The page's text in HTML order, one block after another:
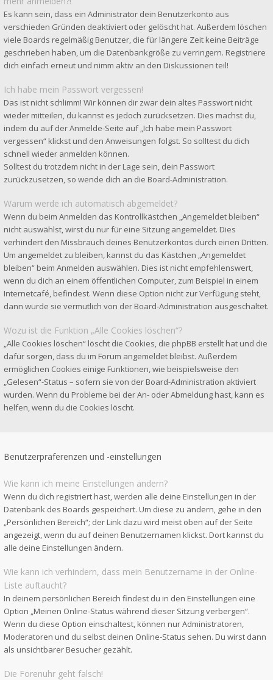
Es kann sein, dass ein Administrator dein Benutzerkonto aus
verschieden Gründen deaktiviert oder gelöscht hat. Außerdem löschen
viele Boards regelmäßig Benutzer, die für längere Zeit keine Beiträge
geschrieben haben, um die Datenbankgröße zu verringern. Registriere
dich einfach erneut und nimm aktiv an den Diskussionen teil!
Ich habe mein Passwort vergessen!
Das ist nicht schlimm! Wir können dir zwar dein altes Passwort nicht
wieder mitteilen, du kannst es jedoch zurücksetzen. Dies machst du,
indem du auf der Anmelde-Seite auf „Ich habe mein Passwort
vergessen“ klickst und den Anweisungen folgst. So solltest du dich
schnell wieder anmelden können.
Solltest du trotzdem nicht in der Lage sein, dein Passwort
zurückzusetzen, so wende dich an die Board-Administration.
Warum werde ich automatisch abgemeldet?
Wenn du beim Anmelden das Kontrollkästchen „Angemeldet bleiben“
nicht auswählst, wirst du nur für eine Sitzung angemeldet. Dies
verhindert den Missbrauch deines Benutzerkontos durch einen Dritten.
Um angemeldet zu bleiben, kannst du das Kästchen „Angemeldet
bleiben“ beim Anmelden auswählen. Dies ist nicht empfehlenswert,
wenn du dich an einem öffentlichen Computer, zum Beispiel in einem
Internetcafé, befindest. Wenn diese Option nicht zur Verfügung steht,
dann wurde sie vermutlich von der Board-Administration ausgeschaltet.
Wozu ist die Funktion „Alle Cookies löschen“?
„Alle Cookies löschen“ löscht die Cookies, die phpBB erstellt hat und die
dafür sorgen, dass du im Forum angemeldet bleibst. Außerdem
ermöglichen Cookies einige Funktionen, wie beispielsweise den
„Gelesen“-Status – sofern sie von der Board-Administration aktiviert
wurden. Wenn du Probleme bei der An- oder Abmeldung hast, kann es
helfen, wenn du die Cookies löscht.
Benutzerpräferenzen und -einstellungen
Wie kann ich meine Einstellungen ändern?
Wenn du dich registriert hast, werden alle deine Einstellungen in der
Datenbank des Boards gespeichert. Um diese zu ändern, gehe in den
„Persönlichen Bereich“; der Link dazu wird meist oben auf der Seite
angezeigt, wenn du auf deinen Benutzernamen klickst. Dort kannst du
alle deine Einstellungen ändern.
Wie kann ich verhindern, dass mein Benutzername in der Online-
Liste auftaucht?
In deinem persönlichen Bereich findest du in den Einstellungen eine
Option „Meinen Online-Status während dieser Sitzung verbergen“.
Wenn du diese Option einschaltest, können nur Administratoren,
Moderatoren und du selbst deinen Online-Status sehen. Du wirst dann
als unsichtbarer Besucher gezählt.
Die Forenuhr geht falsch!